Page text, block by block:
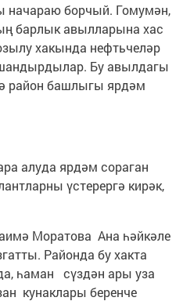
начараю борчый. Гомумән,
барлык авылларына хас
хакында нефтьчеләр
Бу авылдагы
район башлыгы ярдәм
алуда ярдәм сораган
үстерергә кирәк,
Моратова Ана һәйкәле
Районда бу хакта
һаман сүздән ары уза
кунаклары беренче